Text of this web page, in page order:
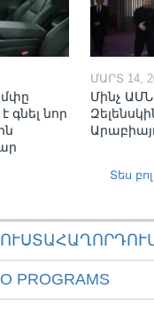
նոր
ՄԱՐՏ 14,
Մինչ
Տես
PROGRAMS